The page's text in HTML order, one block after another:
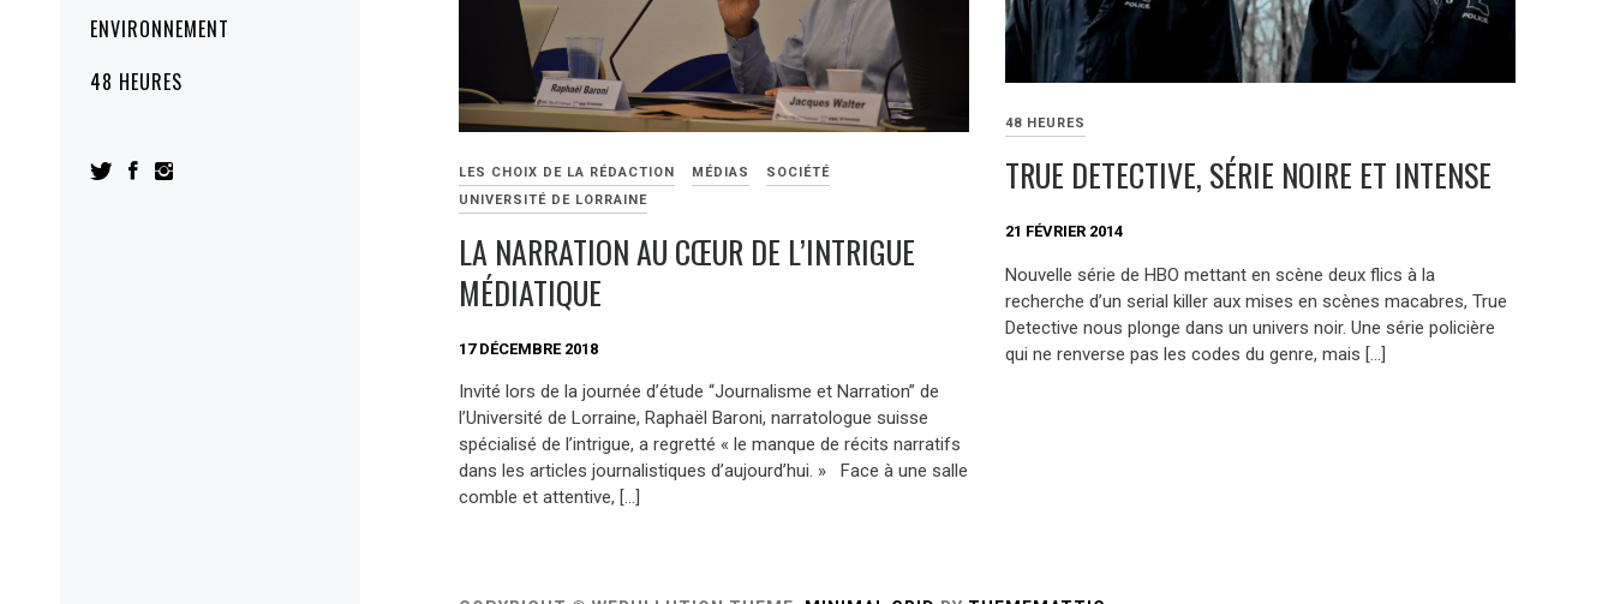
ENVIRONNEMENT
48 HEURES
LES CHOIX DE LA RÉDACTION MÉDIAS
SOCIÉTÉ
UNIVERSITÉ DE LORRAINE
LA NARRATION AU CŒUR DE L’INTRIGUE
MÉDIATIQUE
17 DÉCEMBRE 2018
Invité lors de la journée d’étude “Journalisme et Narration” de
l’Université de Lorraine, Raphaël Baroni, narratologue suisse
spécialisé de l’intrigue, a regretté « le manque de récits narratifs
dans les articles journalistiques d’aujourd’hui. » Face à une salle
comble et attentive, […]
48 HEURES
TRUE DETECTIVE, SÉRIE NOIRE ET INTENSE
21 FÉVRIER 2014
Nouvelle série de HBO mettant en scène deux flics à la
recherche d’un serial killer aux mises en scènes macabres, True
Detective nous plonge dans un univers noir. Une série policière
qui ne renverse pas les codes du genre, mais […]